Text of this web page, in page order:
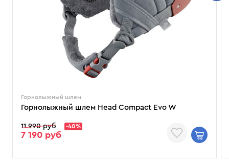
Горнолыжный шлем
Горнолыжный шлем Head Compact Evo W
11 990 руб -40%
7 190 руб